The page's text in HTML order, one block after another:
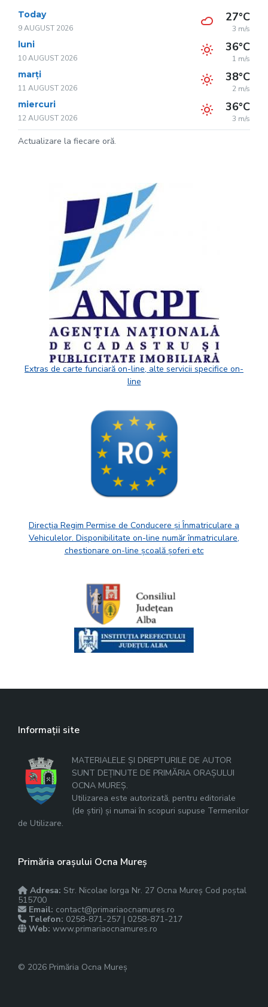
Today
9 AUGUST 2026
27°C
3 m/s
luni
10 AUGUST 2026
36°C
1 m/s
marți
11 AUGUST 2026
38°C
2 m/s
miercuri
12 AUGUST 2026
36°C
3 m/s
Actualizare la fiecare oră.
Extras de carte funciară on-line, alte servicii specifice on-
line
Direcția Regim Permise de Conducere și Înmatriculare a
Vehiculelor. Disponibilitate on-line număr înmatriculare,
chestionare on-line școală șoferi etc
Informații site
MATERIALELE ȘI DREPTURILE DE AUTOR
SUNT DEȚINUTE DE PRIMĂRIA ORAȘULUI
OCNA MUREȘ.
Utilizarea este autorizată, pentru editoriale
(de știri) și numai în scopuri supuse Termenilor
de Utilizare.
Primăria orașului Ocna Mureș
Adresa: Str. Nicolae Iorga Nr. 27 Ocna Mureș Cod poștal
515700
Email: contact@primariaocnamures.ro
Telefon: 0258-871-257 | 0258-871-217
Web: www.primariaocnamures.ro
© 2026 Primăria Ocna Mureș